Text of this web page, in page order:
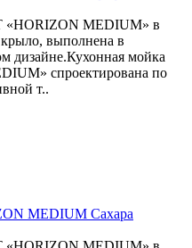
MEDIUM» в
выполнена в
дизайне.Кухонная мойка
спроектирована по
т..
MEDIUM Сахара